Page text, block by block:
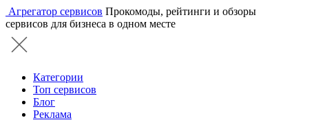
Агрегатор сервисов Прокомоды, рейтинги и обзоры
сервисов для бизнеса в одном месте
Категории
Топ сервисов
Блог
Реклама